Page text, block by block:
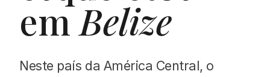
Proudly
emBelize
Neste país da América Central, o